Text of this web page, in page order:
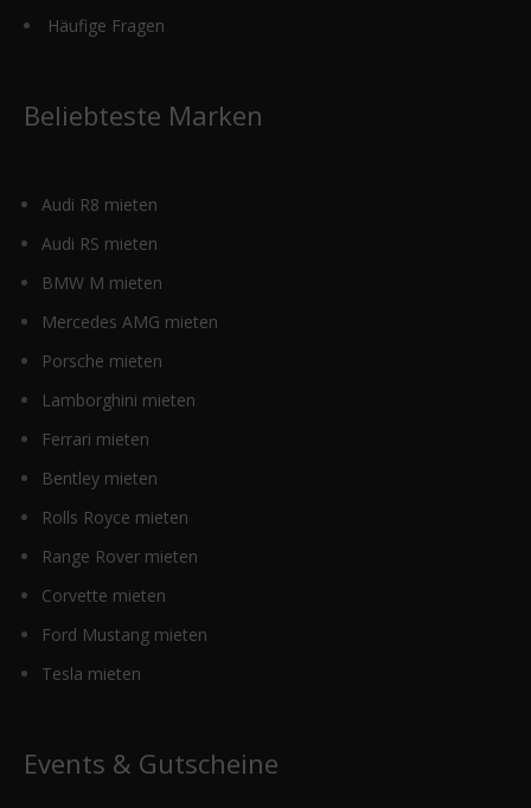
Häufige Fragen
Beliebteste Marken
Audi R8 mieten
Audi RS mieten
BMW M mieten
Mercedes AMG mieten
Porsche mieten
Lamborghini mieten
Ferrari mieten
Bentley mieten
Rolls Royce mieten
Range Rover mieten
Corvette mieten
Ford Mustang mieten
Tesla mieten
Events & Gutscheine